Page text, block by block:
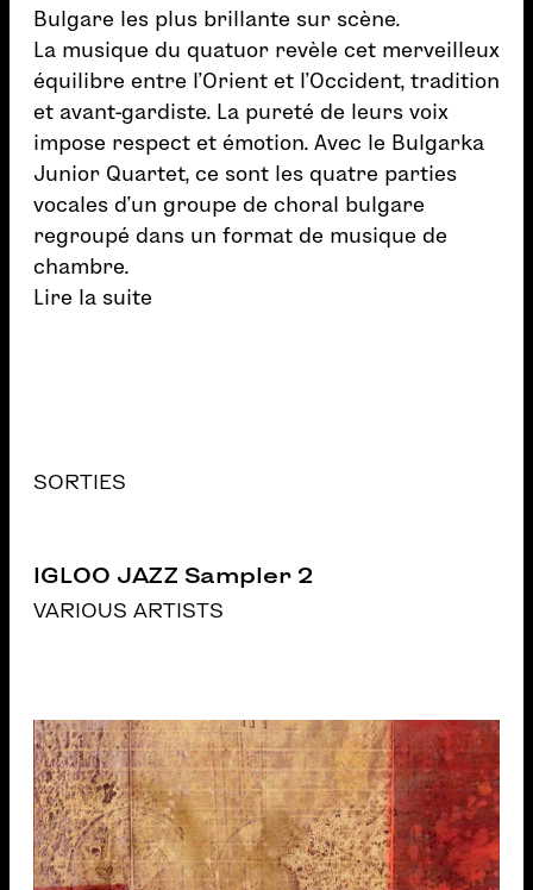
Bulgare les plus brillante sur scène.
La musique du quatuor revèle cet merveilleux
équilibre entre l’Orient et l’Occident, tradition
et avant-gardiste. La pureté de leurs voix
impose respect et émotion. Avec le Bulgarka
Junior Quartet, ce sont les quatre parties
vocales d’un groupe de choral bulgare
regroupé dans un format de musique de
chambre.
Lire la suite
SORTIES
IGLOO JAZZ Sampler 2
VARIOUS ARTISTS